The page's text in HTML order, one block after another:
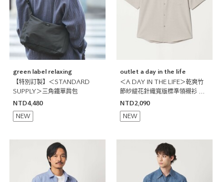
green label relaxing
【特別訂製】＜STANDARD
SUPPLY＞三角鐵單肩包
NTD4,480
NEW
outlet a day in the life
＜A DAY IN THE LIFE＞乾爽竹
節紗緹花針織寬版標準領襯衫 吸
水速乾
NTD2,090
NEW